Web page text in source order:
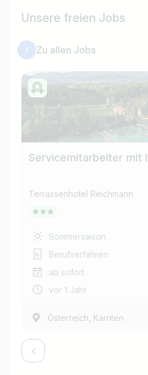
Unsere freien Jobs
Zu allen Jobs
Servicemitarbeiter mit
Terrassenhotel Reichmann
Sommersaison
Berufserfahren
ab sofort
vor 1 Jahr
Österreich, Kärnten